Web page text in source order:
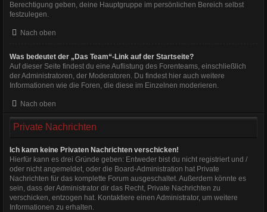
Berechtigung geben, deine Hauptgruppe im persönlichen Bereich selbst
festzulegen.
Nach oben
Was bedeutet der „Das Team“-Link auf der Startseite?
Auf dieser Seite findest du eine Auflistung des Forenteams, einschließlich
der Administratoren, der Moderatoren. Du findest hier auch weitere
Informationen wie die Foren, die diese im Einzelnen moderieren.
Nach oben
Private Nachrichten
Ich kann keine Privaten Nachrichten verschicken!
Hierfür kann es drei Gründe geben: Entweder bist du nicht registriert und /
oder nicht angemeldet, oder die Board-Administration hat Private
Nachrichten für das komplette Forum ausgeschaltet. Außerdem könnte es
sein, dass der Administrator dir das Recht, Private Nachrichten zu
verschicken, entzogen hat. Kontaktiere einen Administrator, um weitere
Informationen zu erhalten.